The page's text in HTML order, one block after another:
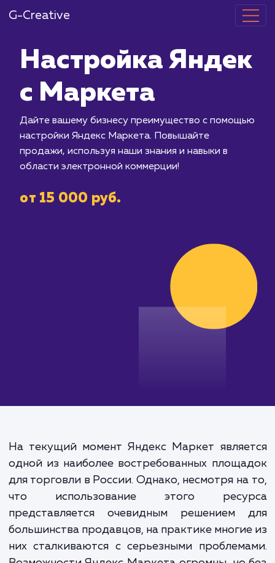
G-Creative
Настройка
с Маркета
Дайте вашему бизнесу
настройки Яндекс Маркета.
продажи, используя наши знания и
На текущий момент Яндекс Маркет
одной из наиболее востребованных
для торговли в России. Однако, несмотря
что использование этого